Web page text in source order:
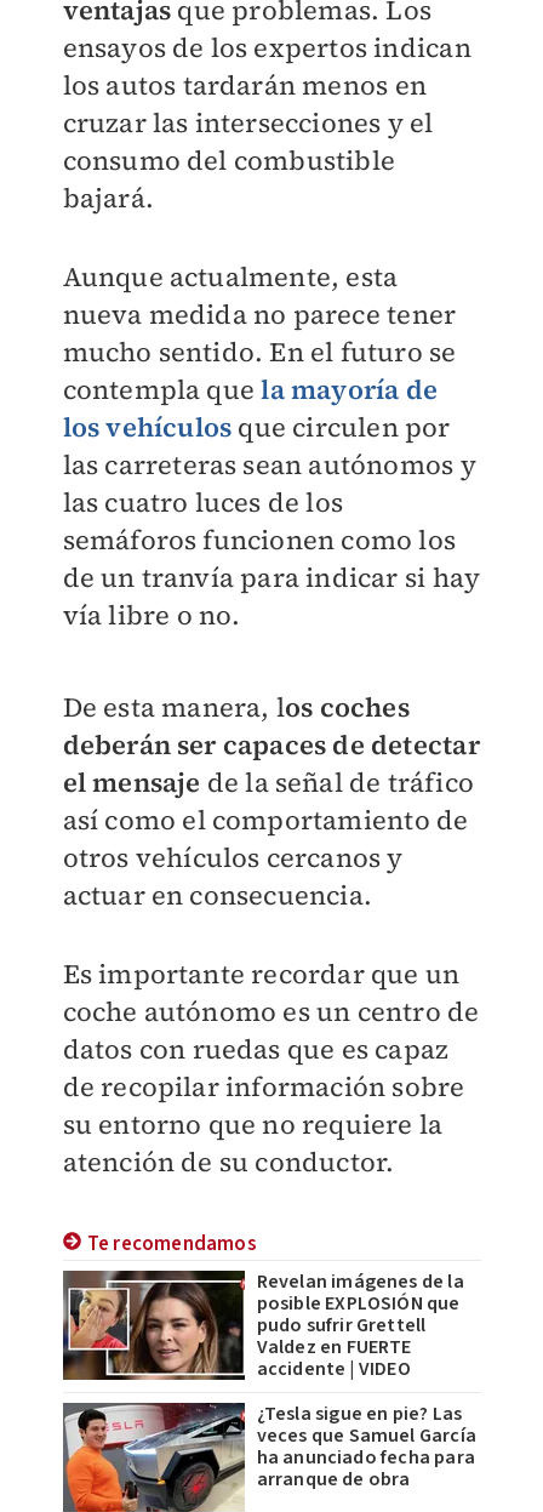
ventajas que problemas. Los
ensayos de los expertos indican
los autos tardarán menos en
cruzar las intersecciones y el
consumo del combustible
bajará.
Aunque actualmente, esta
nueva medida no parece tener
mucho sentido. En el futuro se
contempla quela mayoría de
los vehículos que circulen por
las carreteras sean autónomos y
las cuatro luces de los
semáforos funcionen como los
de un tranvía para indicar si hay
vía libre o no.
De esta manera, los coches
deberán ser capaces de detectar
el mensaje de la señal de tráfico
así como el comportamiento de
otros vehículos cercanos y
actuar en consecuencia.
Es importante recordar que un
coche autónomo es un centro de
datos con ruedas que es capaz
de recopilar información sobre
su entorno que no requiere la
atención de su conductor.
Te recomendamos
Revelan imágenes de la
posible EXPLOSIÓN que
pudo sufrir Grettell
Valdez en FUERTE
accidente | VIDEO
¿Tesla sigue en pie? Las
veces que Samuel García
ha anunciado fecha para
arranque de obra